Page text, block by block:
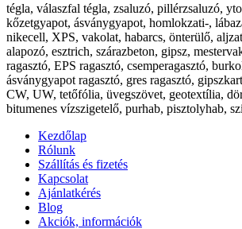
tégla, válaszfal tégla, zsaluzó, pillérzsaluzó,
kőzetgyapot, ásványgyapot, homlokzati-,
nikecell, XPS, vakolat, habarcs, önterülő,
alapozó, esztrich, szárazbeton, gipsz,
ragasztó, EPS ragasztó, csemperagasztó,
ásványgyapot ragasztó, gres ragasztó,
CW, UW, tetőfólia, üvegszövet, geotextília,
bitumenes vízszigetelő, purhab, pisztolyhab,
Kezdőlap
Rólunk
Szállítás és fizetés
Kapcsolat
Ajánlatkérés
Blog
Akciók, információk